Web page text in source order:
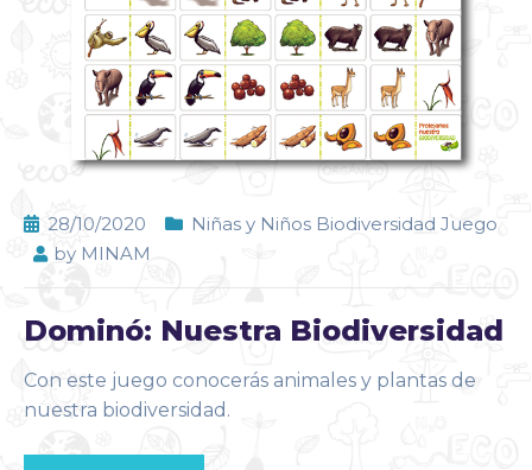
28/10/2020
Niñas y Niños Biodiversidad Juego
by MINAM
Dominó: Nuestra Biodiversidad
Con este juego conocerás animales y plantas de
nuestra biodiversidad.